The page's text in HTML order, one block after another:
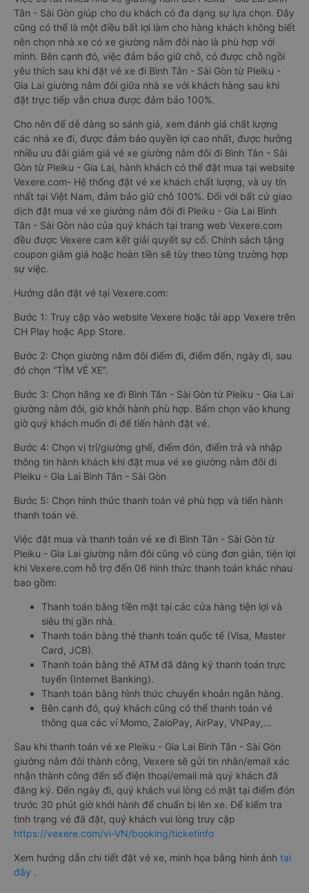
Tân - Sài Gòn giúp cho du khách có đa dạng sự lựa chọn. Đây
cũng có thể là một điều bất lợi làm cho hàng khách không biết
nên chọn nhà xe có xe giường nằm đôi nào là phù hợp với
mình. Bên cạnh đó, việc đảm bảo giữ chỗ, có được chỗ ngồi
yêu thích sau khi đặt vé xe đi Bình Tân - Sài Gòn từ Pleiku -
Gia Lai giường nằm đôi giữa nhà xe với khách hàng sau khi
đặt trực tiếp vẫn chưa được đảm bảo 100%.
Cho nên để dễ dàng so sánh giá, xem đánh giá chất lượng
các nhà xe đi, được đảm bảo quyền lợi cao nhất, được hưởng
nhiều ưu đãi giảm giá vé xe giường nằm đôi đi Bình Tân - Sài
Gòn từ Pleiku - Gia Lai, hành khách có thể đặt mua tại website
Vexere.com- Hệ thống đặt vé xe khách chất lượng, và uy tín
nhất tại Việt Nam, đảm bảo giữ chỗ 100%. Đối với bất cứ giao
dịch đặt mua vé xe giường nằm đôi đi Pleiku - Gia Lai Bình
Tân - Sài Gòn nào của quý khách tại trang web Vexere.com
đều được Vexere cam kết giải quyết sự cố. Chính sách tặng
coupon giảm giá hoặc hoàn tiền sẽ tùy theo từng trường hợp
sự việc.
Hướng dẫn đặt vé tại Vexere.com:
Bước 1: Truy cập vào website Vexere hoặc tải app Vexere trên
CH Play hoặc App Store.
Bước 2: Chọn giường nằm đôi điểm đi, điểm đến, ngày đi, sau
đó chọn “TÌM VÉ XE”.
Bước 3: Chọn hãng xe đi Bình Tân - Sài Gòn từ Pleiku - Gia Lai
giường nằm đôi, giờ khởi hành phù hợp. Bấm chọn vào khung
giờ quý khách muốn đi để tiến hành đặt vé.
Bước 4: Chọn vị trí/giường ghế, điểm đón, điểm trả và nhập
thông tin hành khách khi đặt mua vé xe giường nằm đôi đi
Pleiku - Gia Lai Bình Tân - Sài Gòn
Bước 5: Chọn hình thức thanh toán vé phù hợp và tiến hành
thanh toán vé.
Việc đặt mua và thanh toán vé xe đi Bình Tân - Sài Gòn từ
Pleiku - Gia Lai giường nằm đôi cũng vô cùng đơn giản, tiện lợi
khi Vexere.com hỗ trợ đến 06 hình thức thanh toán khác nhau
bao gồm:
Thanh toán bằng tiền mặt tại các cửa hàng tiện lợi và
siêu thị gần nhà.
Thanh toán bằng thẻ thanh toán quốc tế (Visa, Master
Card, JCB).
Thanh toán bằng thẻ ATM đã đăng ký thanh toán trực
tuyến (Internet Banking).
Thanh toán bằng hình thức chuyển khoản ngân hàng.
Bên cạnh đó, quý khách cũng có thể thanh toán vé
thông qua các ví Momo, ZaloPay, AirPay, VNPay,…
Sau khi thanh toán vé xe Pleiku - Gia Lai Bình Tân - Sài Gòn
giường nằm đôi thành công, Vexere sẽ gửi tin nhắn/email xác
nhận thành công đến số điện thoại/email mà quý khách đã
đăng ký. Đến ngày đi, quý khách vui lòng có mặt tại điểm đón
trước 30 phút giờ khởi hành để chuẩn bị lên xe. Để kiểm tra
tình trạng vé đã đặt, quý khách vui lòng truy cập
https://vexere.com/vi-VN/booking/ticketinfo
Xem hướng dẫn chi tiết đặt vé xe, minh họa bằng hình ảnh tại
đây .